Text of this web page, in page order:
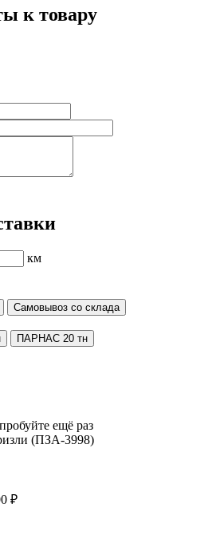
к товару
км
Самовывоз со склада
ПАРНАС 20 тн
ещё раз
₽